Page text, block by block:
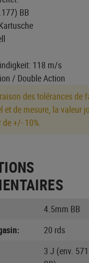
BB
118 m/s
/ Double Action
des tolérances de
et de mesure, la valeur
+/- 10%.
4.5mm BB
20 rds
3 J (env.